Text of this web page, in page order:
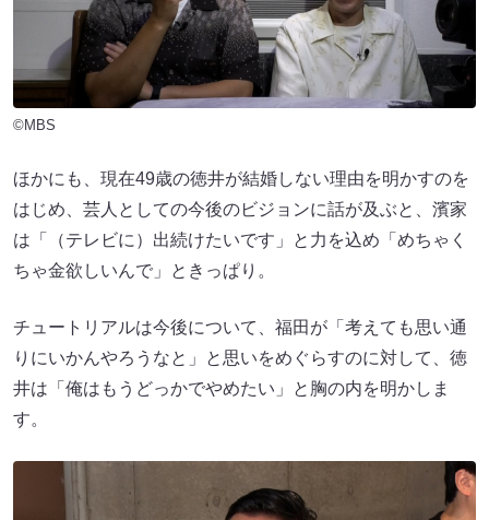
©MBS
ほかにも、現在49歳の徳井が結婚しない理由を明かすのを
はじめ、芸人としての今後のビジョンに話が及ぶと、濱家
は「（テレビに）出続けたいです」と力を込め「めちゃく
ちゃ金欲しいんで」ときっぱり。
チュートリアルは今後について、福田が「考えても思い通
りにいかんやろうなと」と思いをめぐらすのに対して、徳
井は「俺はもうどっかでやめたい」と胸の内を明かしま
す。